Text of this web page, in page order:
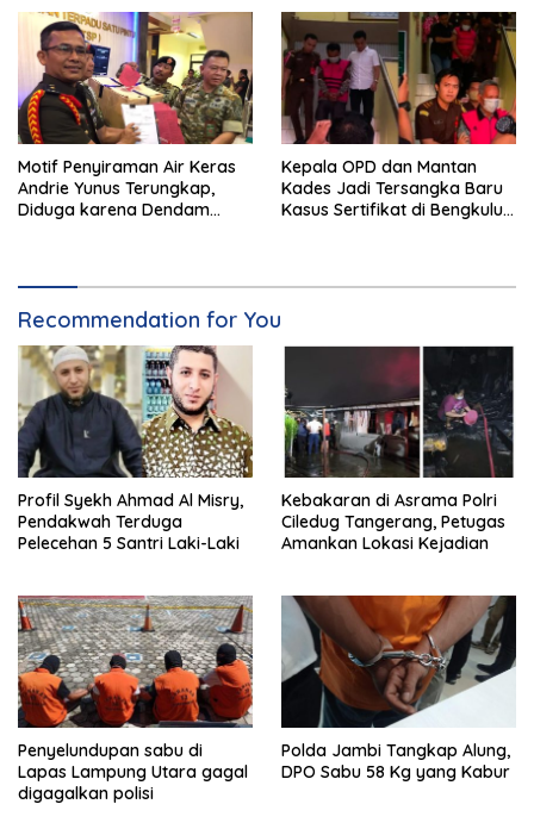
Motif Penyiraman Air Keras
Andrie Yunus Terungkap,
Diduga karena Dendam
Kepala OPD dan Mantan
Kades Jadi Tersangka Baru
Kasus Sertifikat di Bengkulu
Recommendation for You
Profil Syekh Ahmad Al Misry,
Pendakwah Terduga
Pelecehan 5 Santri Laki-Laki
Kebakaran di Asrama Polri
Ciledug Tangerang, Petugas
Amankan Lokasi Kejadian
Penyelundupan sabu di
Lapas Lampung Utara gagal
digagalkan polisi
Polda Jambi Tangkap Alung,
DPO Sabu 58 Kg yang Kabur